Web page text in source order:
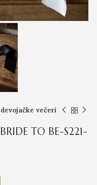
večeri
TO BE-S221-